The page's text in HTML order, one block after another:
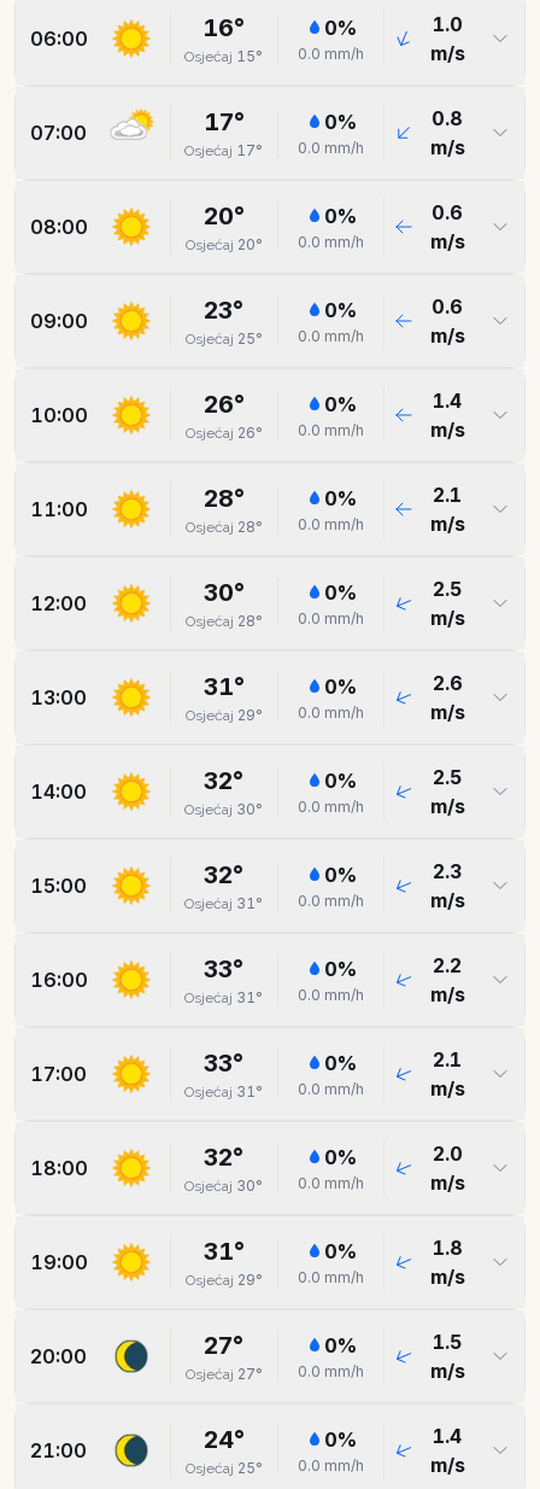
06:00 16°
Osjećaj 15°
0%
0.0 mm/h
1.0
m/s
07:00 17°
Osjećaj 17°
0%
0.0 mm/h
0.8
m/s
08:00 20°
Osjećaj 20°
0%
0.0 mm/h
0.6
m/s
09:00 23°
Osjećaj 25°
0%
0.0 mm/h
0.6
m/s
10:00 26°
Osjećaj 26°
0%
0.0 mm/h
1.4
m/s
11:00 28°
Osjećaj 28°
0%
0.0 mm/h
2.1
m/s
12:00 30°
Osjećaj 28°
0%
0.0 mm/h
2.5
m/s
13:00 31°
Osjećaj 29°
0%
0.0 mm/h
2.6
m/s
14:00 32°
Osjećaj 30°
0%
0.0 mm/h
2.5
m/s
15:00 32°
Osjećaj 31°
0%
0.0 mm/h
2.3
m/s
16:00 33°
Osjećaj 31°
0%
0.0 mm/h
2.2
m/s
17:00 33°
Osjećaj 31°
0%
0.0 mm/h
2.1
m/s
18:00 32°
Osjećaj 30°
0%
0.0 mm/h
2.0
m/s
19:00 31°
Osjećaj 29°
0%
0.0 mm/h
1.8
m/s
20:00 27°
Osjećaj 27°
0%
0.0 mm/h
1.5
m/s
21:00 24°
Osjećaj 25°
0%
0.0 mm/h
1.4
m/s